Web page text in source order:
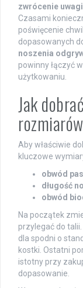
zwrócenie
Czasami
poświęcenie
dopasowanych
noszenia
powinny łączyć
użytkowaniu.
Jak
Aby właściwie
kluczowe
obwód
długość
obwód
Na początek
przylegać do
dla spodni o
kostki. Ostatni
istotny przy
dopasowanie.